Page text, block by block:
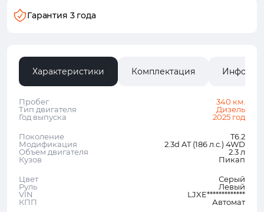
Гарантия 3 года
Характеристики Комплектация
Пробег
340 км.
Тип двигателя
Дизель
Год выпуска
2025 год
Поколение
T6.2
Модификация
2.3d AT (186 л.с.) 4WD
Объем двигателя
2.3 л
Кузов
Пикап
Цвет
Серый
Руль
Левый
VIN
LJXE*************
КПП
Автомат